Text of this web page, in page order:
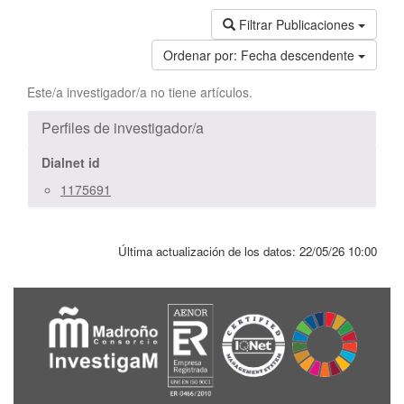
Filtrar Publicaciones
Ordenar por: Fecha descendente
Este/a investigador/a no tiene artículos.
Perfiles de investigador/a
Dialnet id
1175691
Última actualización de los datos: 22/05/26 10:00